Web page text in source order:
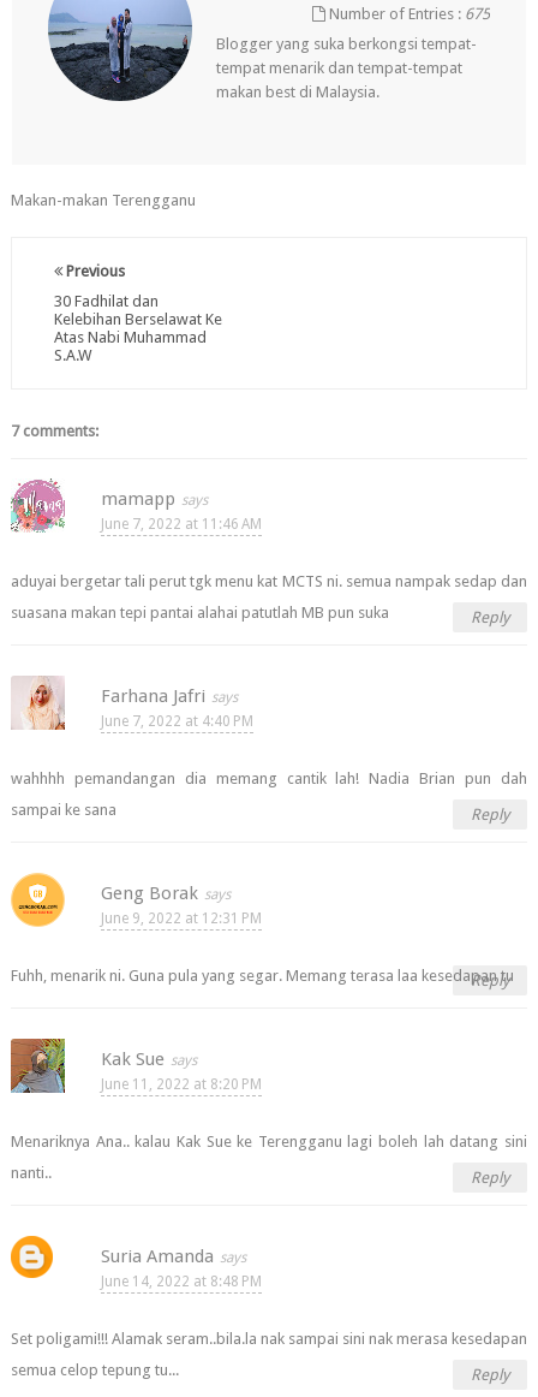
Number of Entries : 675
Blogger yang suka berkongsi tempat-
tempat menarik dan tempat-tempat
makan best di Malaysia.
Makan-makan Terengganu
Previous
30 Fadhilat dan
Kelebihan Berselawat Ke
Atas Nabi Muhammad
S.A.W
7 comments:
mamapp
June 7, 2022 at 11:46 AM
aduyai bergetar tali perut tgk menu kat MCTS ni. semua nampak sedap dan
suasana makan tepi pantai alahai patutlah MB pun suka
Reply
Farhana Jafri
June 7, 2022 at 4:40 PM
wahhhh pemandangan dia memang cantik lah! Nadia Brian pun dah
sampai ke sana
Reply
Geng Borak
June 9, 2022 at 12:31 PM
Fuhh, menarik ni. Guna pula yang segar. Memang terasa laa kesedapan tu
Reply
Kak Sue
June 11, 2022 at 8:20 PM
Menariknya Ana.. kalau Kak Sue ke Terengganu lagi boleh lah datang sini
nanti..
Reply
Suria Amanda
June 14, 2022 at 8:48 PM
Set poligami!!! Alamak seram..bila.la nak sampai sini nak merasa kesedapan
semua celop tepung tu...
Reply